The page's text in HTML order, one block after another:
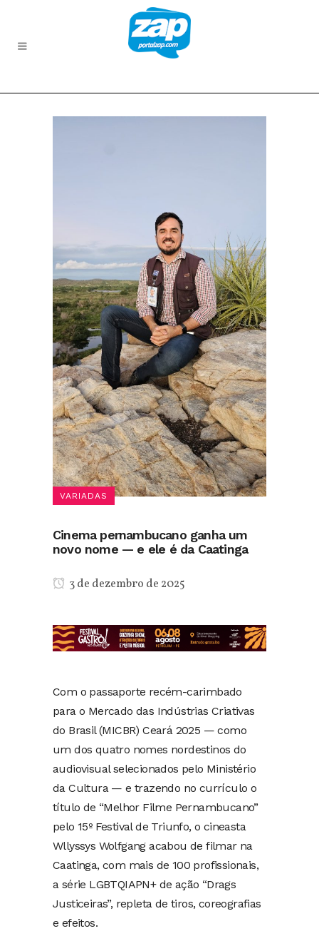
VARIADAS
Cinema pernambucano ganha um
novo nome — e ele é da Caatinga
3 de dezembro de 2025
Com o passaporte recém-carimbado
para o Mercado das Indústrias Criativas
do Brasil (MICBR) Ceará 2025 — como
um dos quatro nomes nordestinos do
audiovisual selecionados pelo Ministério
da Cultura — e trazendo no currículo o
título de “Melhor Filme Pernambucano”
pelo 15º Festival de Triunfo, o cineasta
Wllyssys Wolfgang acabou de filmar na
Caatinga, com mais de 100 profissionais,
a série LGBTQIAPN+ de ação “Drags
Justiceiras”, repleta de tiros, coreografias
e efeitos.